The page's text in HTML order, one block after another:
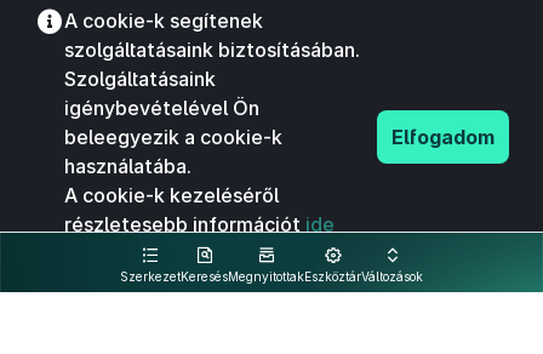
SzerkezetKeresésMegnyitottakEszköztárVáltozások
A cookie-k segítenek
szolgáltatásaink biztosításában.
Szolgáltatásaink
igénybevételével Ön
beleegyezik a cookie-k
használatába.
A cookie-k kezeléséről
részletesebb információt ide
kattintva olvashat.
Elfogadom